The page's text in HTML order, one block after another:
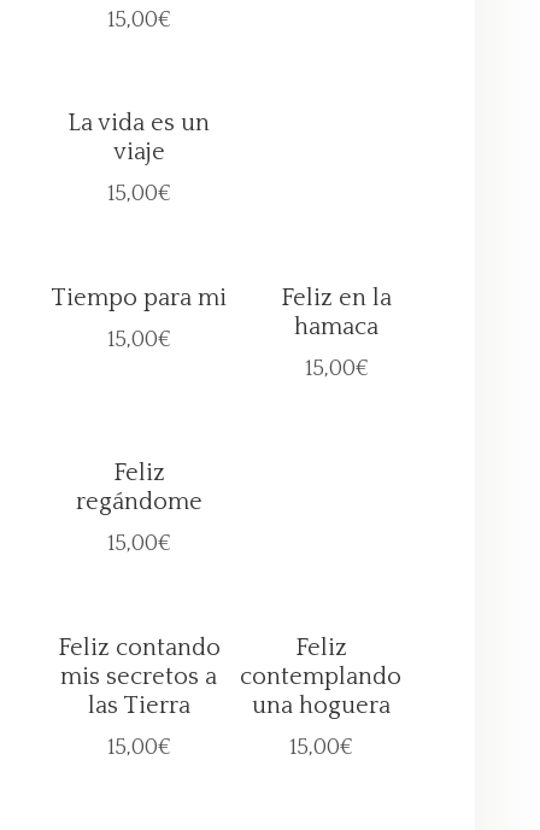
15,00€
La vida es un
viaje
15,00€
Tiempo para mi
15,00€
Feliz en la
hamaca
15,00€
Feliz
regándome
15,00€
Feliz contando
mis secretos a
las Tierra
15,00€
Feliz
contemplando
una hoguera
15,00€